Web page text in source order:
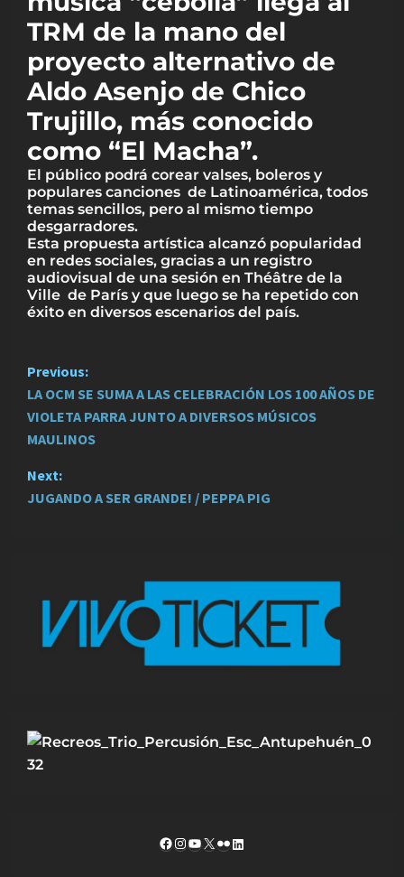
TRM de la mano del
proyecto alternativo de
Aldo Asenjo de Chico
Trujillo, más conocido
como “El Macha”.
El público podrá corear valses, boleros y
populares canciones de Latinoamérica, todos
temas sencillos, pero al mismo tiempo
desgarradores.
Esta propuesta artística alcanzó popularidad
en redes sociales, gracias a un registro
audiovisual de una sesión en Théâtre de la
Ville de París y que luego se ha repetido con
éxito en diversos escenarios del país.
P
o
s
t
t
i
Previous:
LA OCM SE SUMA A LAS CELEBRACIÓN LOS 100 AÑOS DE
VIOLETA PARRA JUNTO A DIVERSOS MÚSICOS
MAULINOS
Next:
JUGANDO A SER GRANDE! / PEPPA PIG
Facebook
Instagram
YouTube
X FlickrLinkedIn